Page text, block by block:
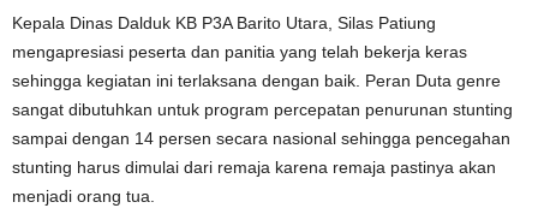
Kepala Dinas Dalduk KB P3A Barito Utara, Silas Patiung
mengapresiasi peserta dan panitia yang telah bekerja keras
sehingga kegiatan ini terlaksana dengan baik. Peran Duta genre
sangat dibutuhkan untuk program percepatan penurunan stunting
sampai dengan 14 persen secara nasional sehingga pencegahan
stunting harus dimulai dari remaja karena remaja pastinya akan
menjadi orang tua.